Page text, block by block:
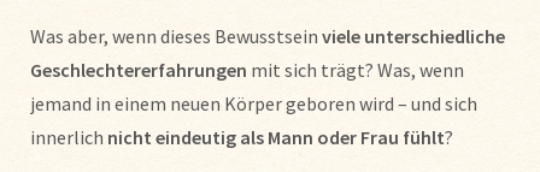
Was aber, wenn dieses Bewusstsein viele unterschiedliche
Geschlechtererfahrungen mit sich trägt? Was, wenn
jemand in einem neuen Körper geboren wird – und sich
innerlich nicht eindeutig als Mann oder Frau fühlt?